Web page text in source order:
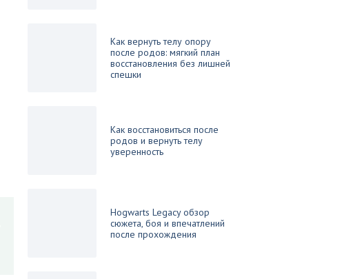
Как вернуть телу опору
после родов: мягкий план
восстановления без лишней
спешки
Как восстановиться после
родов и вернуть телу
уверенность
Hogwarts Legacy обзор
сюжета, боя и впечатлений
после прохождения